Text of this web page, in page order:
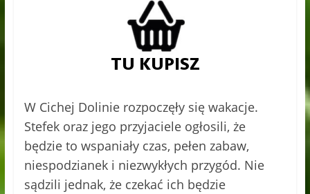
W Cichej Dolinie rozpoczęły się wakacje.
Stefek oraz jego przyjaciele ogłosili, że
będzie to wspaniały czas, pełen zabaw,
niespodzianek i niezwykłych przygód. Nie
sądzili jednak, że czekać ich będzie